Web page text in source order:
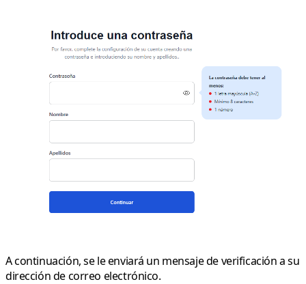
A continuación, se le enviará un mensaje de verificación a su
dirección de correo electrónico.